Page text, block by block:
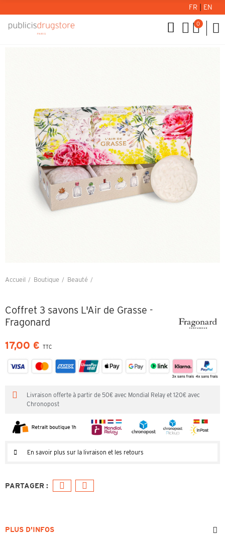
FR EN
0
Accueil Boutique
Beauté
Coffret 3 savons L'Air de Grasse -
Fragonard
17,00 € TTC
Livraison offerte à partir de 50€ avec Mondial Relay et 120€ avec
Chronopost
En savoir plus sur la livraison et les retours
PLUS D'INFOS